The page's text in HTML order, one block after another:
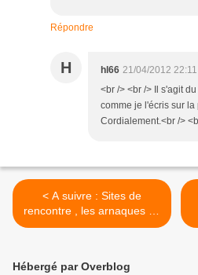
Répondre
H hl66 21/04/2012 22:11
<br /> <br /> Il s'agit
comme je l'écris sur
Cordialement.<br />
< A suivre : Sites de
rencontre , les arnaques de
la semaine 17, fin
Hébergé par Overblog